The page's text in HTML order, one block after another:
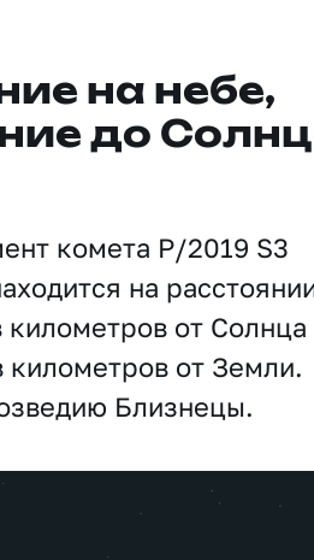
на небе,
до
комета P/2019 S3
на
от Солнца
от Земли.
Близнецы.